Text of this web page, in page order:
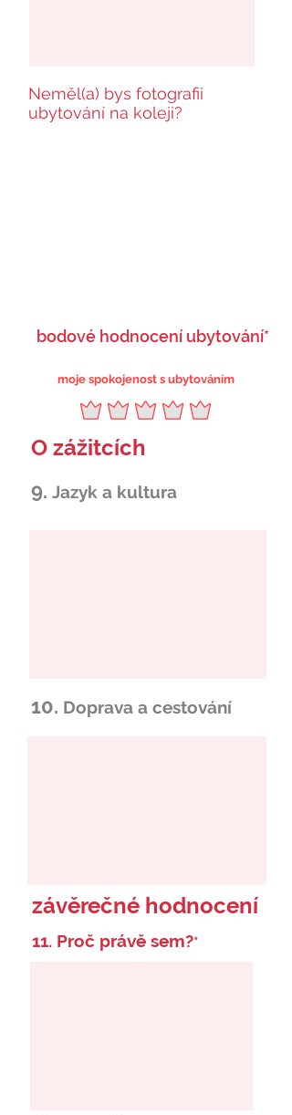
Neměl(a) bys fotografii
ubytování na koleji?
bodové hodnocení ubytování*
moje spokojenost s ubytováním
O zážitcích
9. Jazyk a kultura
10. Doprava a cestování
závěrečné hodnocení
11. Proč právě sem?*